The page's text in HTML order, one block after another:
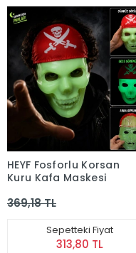
HEYF Fosforlu Korsan
Kuru Kafa Maskesi
369,18 TL
Sepetteki Fiyat
313,80 TL